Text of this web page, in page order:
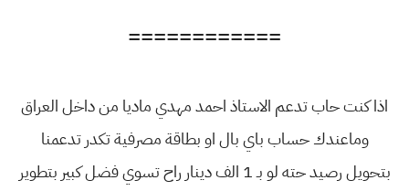
============
اذا كنت حاب تدعم الاستاذ احمد مهدي ماديا من داخل العراق
وماعندك حساب باي بال او بطاقة مصرفية تكدر تدعمنا
بتحويل رصيد حته لو بـ 1 الف دينار راح تسوي فضل كبير بتطوير